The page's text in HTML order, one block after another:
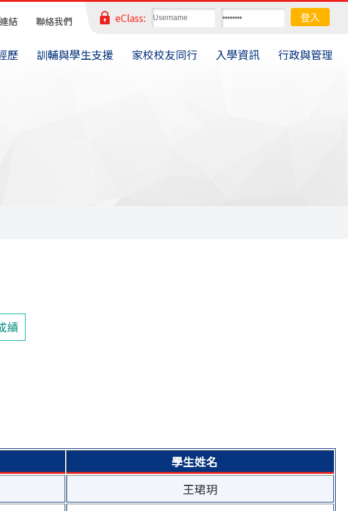
eClass:
連結 聯絡我們
歷 訓輔與學生支援 家校校友同行 入學資訊 行政與管理
績
學生姓名
王珺玥